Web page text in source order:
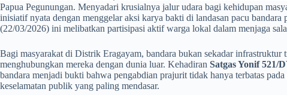
Papua Pegunungan. Menyadari krusialnya jalur udara bagi kehidupan
inisiatif nyata dengan menggelar aksi karya bakti di landasan pacu
(22/03/2026) ini melibatkan partisipasi aktif warga lokal dalam menjaga
​Bagi masyarakat di Distrik Eragayam, bandara bukan sekadar infrastruktur
menghubungkan mereka dengan dunia luar. Kehadiran Satgas Yonif 521/
bandara menjadi bukti bahwa pengabdian prajurit tidak hanya terbatas
keselamatan publik yang paling mendasar. ​